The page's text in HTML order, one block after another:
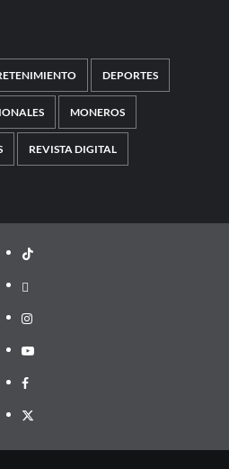
DEPORTES
MONEROS
REVISTA DIGITAL
TikTok
threads
Instagram
Youtube
Facebook
X